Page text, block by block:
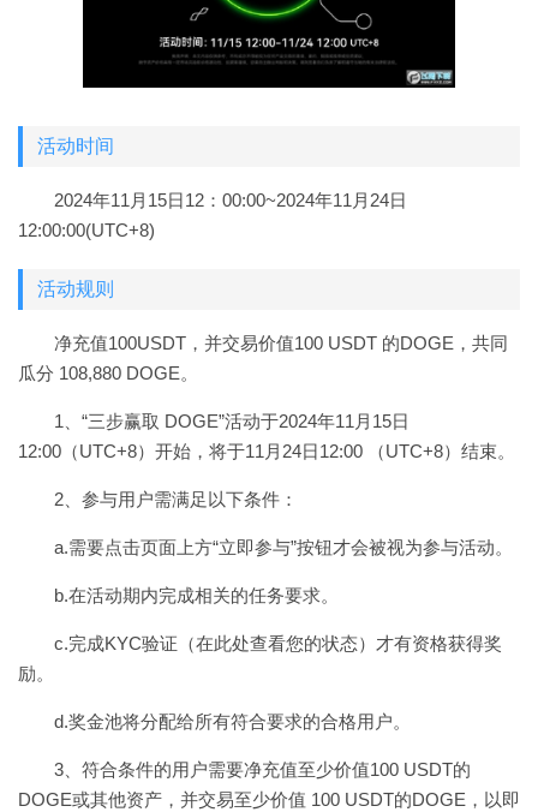
活动时间
2024年11月15日12：00:00~2024年11月24日
12:00:00(UTC+8)
活动规则
净充值100USDT，并交易价值100 USDT 的DOGE，共同
瓜分 108,880 DOGE。
1、“三步赢取 DOGE”活动于2024年11月15日
12:00（UTC+8）开始，将于11月24日12:00 （UTC+8）结束。
2、参与用户需满足以下条件：
a.需要点击页面上方“立即参与”按钮才会被视为参与活动。
b.在活动期内完成相关的任务要求。
c.完成KYC验证（在此处查看您的状态）才有资格获得奖
励。
d.奖金池将分配给所有符合要求的合格用户。
3、符合条件的用户需要净充值至少价值100 USDT的
DOGE或其他资产，并交易至少价值 100 USDT的DOGE，以即